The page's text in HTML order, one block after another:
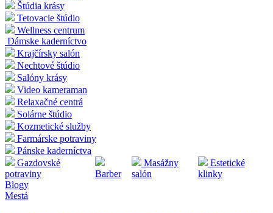
Štúdia krásy
Tetovacie štúdio
Wellness centrum
Dámske kaderníctvo
Krajčírsky salón
Nechtové štúdio
Salóny krásy
Video kameraman
Relaxačné centrá
Solárne štúdio
Kozmetické služby
Farmárske potraviny
Pánske kaderníctva
Gazdovské
potraviny
Barber
Masážny
salón
Estetické
klinky
Blogy
Mestá